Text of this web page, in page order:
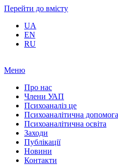
Перейти до вмісту
UA
EN
RU
Меню
Про нас
Члени УАП
Психоаналіз це
Психоаналітична допомога
Психоаналітична освіта
Заходи
Публікації
Новини
Контакти